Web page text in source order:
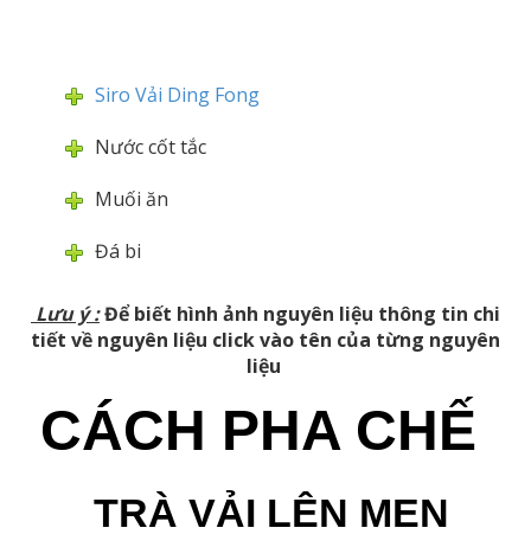
Siro Vải Ding Fong
Nước cốt tắc
Muối ăn
Đá bi
Lưu ý :Để biết hình ảnh nguyên liệu thông tin chi
tiết về nguyên liệu click vào tên của từng nguyên
liệu
CÁCH PHA CHẾ
TRÀ VẢI LÊN MEN